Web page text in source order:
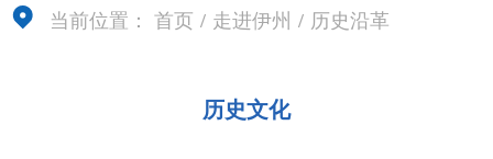
当前位置： 首页 / 走进伊州 / 历史沿革
历史文化